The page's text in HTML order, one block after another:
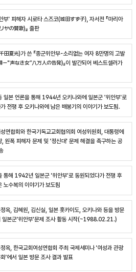
부' 피해자 시로타 스즈코(城田すず子), 자서전 『마리아
ヤの賛歌)』 출판
田夏光)가 쓴 『종군위안부-소리없는 여자 8만명의 고발
－"声なき女”八万人の告発)』이 발간되어 베스트셀러가
일본 언론을 통해 1944년 오키나와에 일본군 '위안부'로
전쟁 후 오키나와에 남은 배봉기의 이야기가 보도됨.
연합회와 한국기독교교회협의회 여성위원회, 대통령에
, 원폭 피해자 문제 및 '정신대' 문제 해결을 촉구하는 공
통해 1942년 일본군 '위안부'로 동원되었다가 전쟁 후
노수복의 이야기가 보도됨
옥, 김혜원, 김신실, 일본 홋카이도, 오키나와 등을 방문
일본군'위안부'문제 조사 활동 시작(~1988.02.21.)
옥, 한국교회여성연합회 주최 국제세미나 '여성과 관광
'에서 일본 방문 조사 결과 발표